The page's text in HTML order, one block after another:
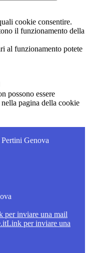
cookie consentire.
il funzionamento della
al funzionamento potete
possono essere
pagina della cookie
Genova
per inviare una mail
Link per inviare una